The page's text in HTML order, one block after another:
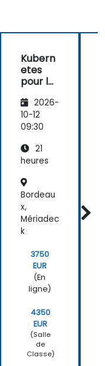
Kubern
etes
pour les
ppeurs
d'applic
ations
9)
2026-
10-12
09:30
21
heures
Bordeau
x,
Mériadec
k
3750
EUR
(En
ligne)
4350
EUR
(Salle
de
Classe)